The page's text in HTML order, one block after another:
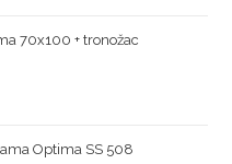
70x100 + tronožac
Optima SS 508